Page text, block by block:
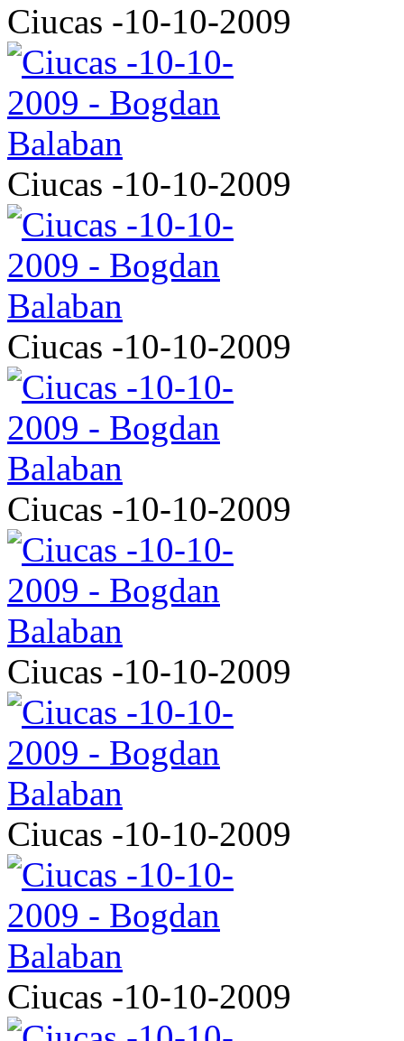
Ciucas -10-10-2009
Ciucas -10-10-2009
Ciucas -10-10-2009
Ciucas -10-10-2009
Ciucas -10-10-2009
Ciucas -10-10-2009
Ciucas -10-10-2009